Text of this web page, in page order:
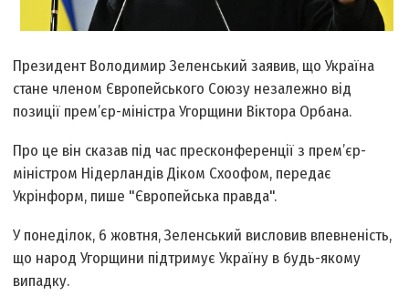
Президент Володимир Зеленський заявив, що Україна
стане членом Європейського Союзу незалежно від
позиції прем’єр-міністра Угорщини Віктора Орбана.
Про це він сказав під час пресконференції з прем’єр-
міністром Нідерландів Діком Схоофом, передає
Укрінформ, пише "Європейська правда".
У понеділок, 6 жовтня, Зеленський висловив впевненість,
що народ Угорщини підтримує Україну в будь-якому
випадку.